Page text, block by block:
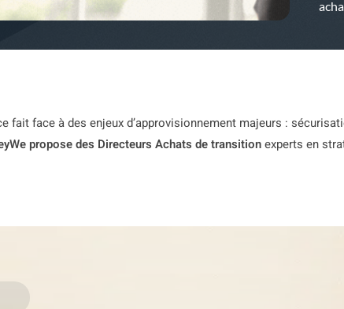
fait face à des enjeux d’approvisionnement majeurs :
propose des Directeurs Achats de transitionexperts en